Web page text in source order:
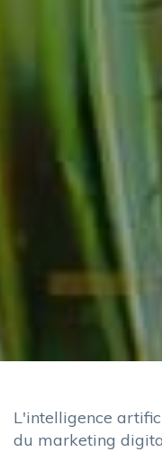
L'intelligence
du marketing